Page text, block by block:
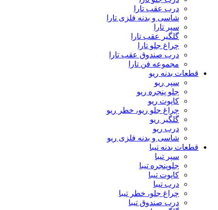
درب عقب تارا
شاسی و بدنه فلزی تارا
سپر تارا
گلگیر عقب تارا
چراغ جلو تارا
درب صندوق عقب تارا
مجموعه فن تارا
قطعات بدنه ریو
سپر ریو
جلو پنجره ریو
کاپوت ریو
چراغ جلو ریو، خطر ریو
گلگیر ریو
درب ریو
شاسی و بدنه فلزی ریو
قطعات بدنه تیبا
سپر تیبا
جلوپنجره تیبا
کاپوت تیبا
درب تیبا
چراغ جلو، خطر تیبا
درب صندوق تیبا